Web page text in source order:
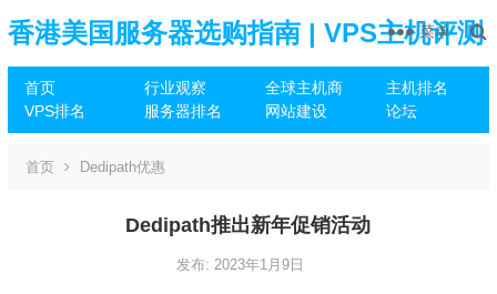
香港美国服务器选购指南 | VPS主机评测
推荐
首页 行业观察 全球主机商
主机排名
VPS排名
服务器排名 网站建设 论坛
菜单
首页 Dedipath优惠
Dedipath推出新年促销活动
发布: 2023年1月9日